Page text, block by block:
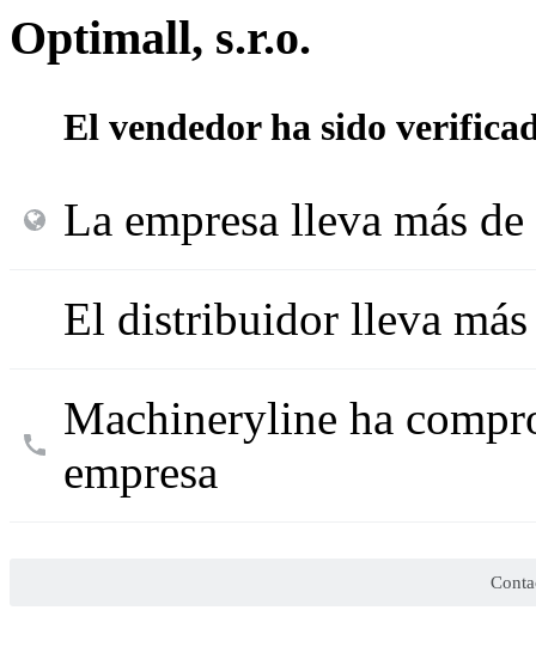
Optimall, s.r.o.
El vendedor ha sido
La empresa lleva más
El distribuidor lleva
Machineryline ha
empresa